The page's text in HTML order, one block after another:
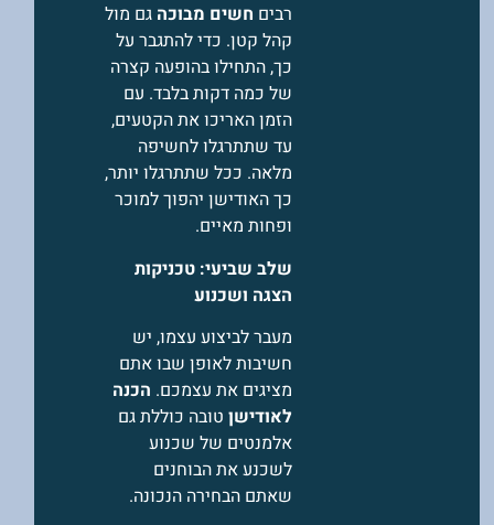
רבים חשים מבוכה גם מול
קהל קטן. כדי להתגבר על
כך, התחילו בהופעה קצרה
של כמה דקות בלבד. עם
הזמן האריכו את הקטעים,
עד שתתרגלו לחשיפה
מלאה. ככל שתתרגלו יותר,
כך האודישן יהפוך למוכר
ופחות מאיים.
שלב שביעי: טכניקות
הצגה ושכנוע
מעבר לביצוע עצמו, יש
חשיבות לאופן שבו אתם
מציגים את עצמכם. הכנה
לאודישן טובה כוללת גם
אלמנטים של שכנוע
לשכנע את הבוחנים
שאתם הבחירה הנכונה.